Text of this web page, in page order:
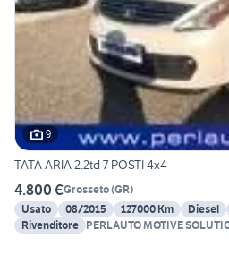
9
TATA ARIA 2.2td 7 POSTI 4x4
4.800 €Grosseto(GR)
Usato
08/2015 127000 Km Diesel
Rivenditore PERLAUTO MOTIVE